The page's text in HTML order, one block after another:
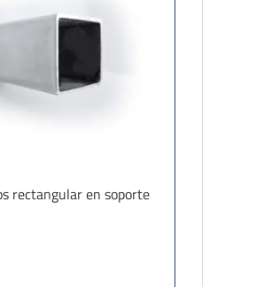
rectangular en soporte